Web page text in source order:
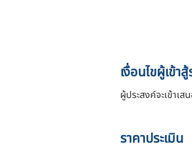
เงื่อนไขผู้เข้า
ผู้ประสงค์จะเข้าเ
ราคาประเมิน